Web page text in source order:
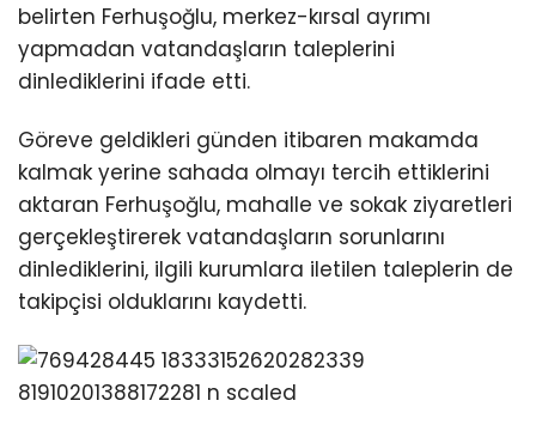
belirten Ferhuşoğlu, merkez-kırsal ayrımı
yapmadan vatandaşların taleplerini
dinlediklerini ifade etti.
Göreve geldikleri günden itibaren makamda
kalmak yerine sahada olmayı tercih ettiklerini
aktaran Ferhuşoğlu, mahalle ve sokak ziyaretleri
gerçekleştirerek vatandaşların sorunlarını
dinlediklerini, ilgili kurumlara iletilen taleplerin de
takipçisi olduklarını kaydetti.